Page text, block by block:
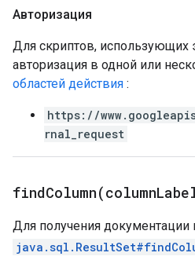
Авторизация
Для скриптов, использующих
авторизация в одной или
областей действия :
https://
rnal_request
findColumn(column
Для получения документации